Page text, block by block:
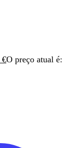
€O preço atual é: